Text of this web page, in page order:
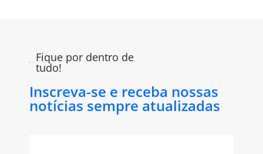
Fique por dentro de
tudo!
Inscreva-se e receba nossas
notícias sempre atualizadas